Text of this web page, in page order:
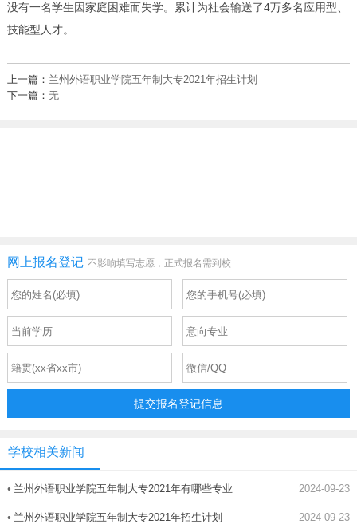
没有一名学生因家庭困难而失学。累计为社会输送了4万多名应用型、
技能型人才。
上一篇： 兰州外语职业学院五年制大专2021年招生计划
下一篇： 无
网上报名登记 不影响填写志愿，正式报名需到校
提交报名登记信息
学校相关新闻
• 兰州外语职业学院五年制大专2021年有哪些专业 2024-09-23
• 兰州外语职业学院五年制大专2021年招生计划 2024-09-23